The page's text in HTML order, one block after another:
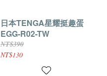
日本TENGA星耀挺趣蛋
EGG-R02-TW
NT$390
NT$130